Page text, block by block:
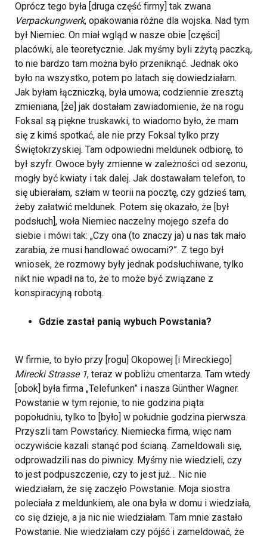
Oprócz tego była [druga część firmy] tak zwana
Verpackungwerk, opakowania różne dla wojska. Nad tym
był Niemiec. On miał wgląd w nasze obie [części]
placówki, ale teoretycznie. Jak myśmy byli zżytą paczką,
to nie bardzo tam można było przeniknąć. Jednak oko
było na wszystko, potem po latach się dowiedziałam.
Jak byłam łączniczką, była umowa; codziennie zresztą
zmieniana, [że] jak dostałam zawiadomienie, że na rogu
Foksal są piękne truskawki, to wiadomo było, że mam
się z kimś spotkać, ale nie przy Foksal tylko przy
Świętokrzyskiej. Tam odpowiedni meldunek odbiorę, to
był szyfr. Owoce były zmienne w zależności od sezonu,
mogły być kwiaty i tak dalej. Jak dostawałam telefon, to
się ubierałam, szłam w teorii na pocztę, czy gdzieś tam,
żeby załatwić meldunek. Potem się okazało, że [był
podsłuch], woła Niemiec naczelny mojego szefa do
siebie i mówi tak: „Czy ona (to znaczy ja) u nas tak mało
zarabia, że musi handlować owocami?”. Z tego był
wniosek, że rozmowy były jednak podsłuchiwane, tylko
nikt nie wpadł na to, że to może być związane z
konspiracyjną robotą.
Gdzie zastał panią wybuch Powstania?
W firmie, to było przy [rogu] Okopowej [i Mireckiego]
Mirecki Strasse 1, teraz w pobliżu cmentarza. Tam wtedy
[obok] była firma „Telefunken” i nasza Günther Wagner.
Powstanie w tym rejonie, to nie godzina piąta
popołudniu, tylko to [było] w południe godzina pierwsza.
Przyszli tam Powstańcy. Niemiecka firma, więc nam
oczywiście kazali stanąć pod ścianą. Zameldowali się,
odprowadzili nas do piwnicy. Myśmy nie wiedzieli, czy
to jest podpuszczenie, czy to jest już… Nic nie
wiedziałam, że się zaczęło Powstanie. Moja siostra
poleciała z meldunkiem, ale ona była w domu i wiedziała,
co się dzieje, a ja nic nie wiedziałam. Tam mnie zastało
Powstanie. Nie wiedziałam czy pójść i zameldować, że